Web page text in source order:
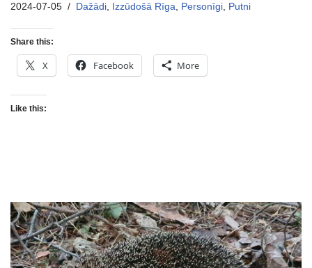
2024-07-05 Dažādi Izzūdošā Rīga Personīgi Putni
Share this:
X Facebook More
Like this: